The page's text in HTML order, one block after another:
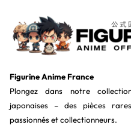
Figurine Anime France
Plongez dans notre
japonaises – des pièces
passionnés et collectionneurs.